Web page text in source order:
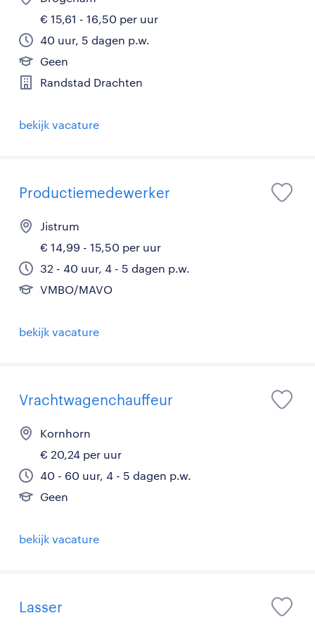
€ 15,61 - 16,50 per uur
40 uur, 5 dagen p.w.
Geen
Randstad Drachten
bekijk vacature
Productiemedewerker
Jistrum
€ 14,99 - 15,50 per uur
32 - 40 uur, 4 - 5 dagen p.w.
VMBO/MAVO
bekijk vacature
Vrachtwagenchauffeur
Kornhorn
€ 20,24 per uur
40 - 60 uur, 4 - 5 dagen p.w.
Geen
bekijk vacature
Lasser